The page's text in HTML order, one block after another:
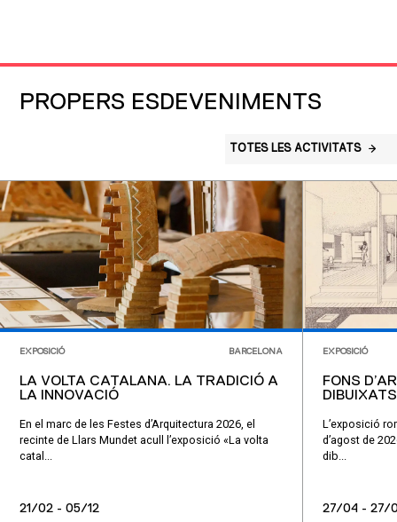
PROPERS ESDEVENIMENTS
TOTES LES ACTIVITATS
EXPOSICIÓ BARCELONA
LA VOLTA CATALANA. LA TRADICIÓ A
LA INNOVACIÓ
En el marc de les Festes d’Arquitectura 2026, el
recinte de Llars Mundet acull l’exposició «La volta
catal...
21/02 - 05/12
EXPOSICIÓ
FONS
L’exposició
d’agost de
dib...
27/04 - 27/